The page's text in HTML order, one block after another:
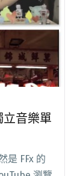
音樂單
是 FFx 的